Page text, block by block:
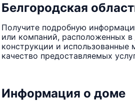
Белгородская
Получите подробную
или компаний, расположенных в
конструкции и
качество предоставляемых
Информация о доме